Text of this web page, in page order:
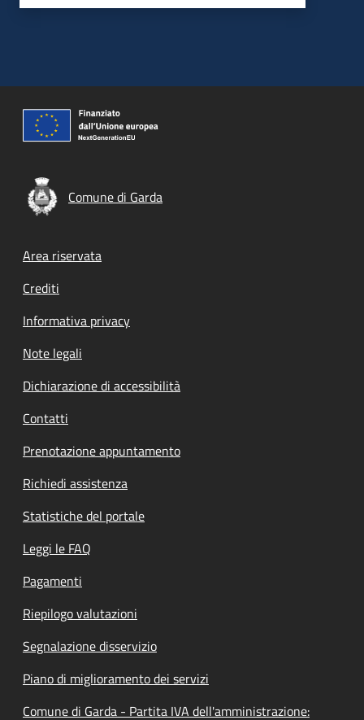
Comune di Garda
Footer menu
Area riservata
Crediti
Informativa privacy
Note legali
Dichiarazione di accessibilità
Contatti
Prenotazione appuntamento
Richiedi assistenza
Statistiche del portale
Leggi le FAQ
Pagamenti
Riepilogo valutazioni
Segnalazione disservizio
Piano di miglioramento dei servizi
Comune di Garda - Partita IVA dell'amministrazione: